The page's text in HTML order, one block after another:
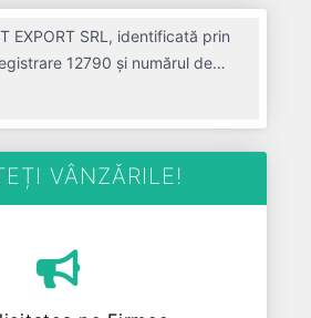
EXPORT SRL, identificată prin
12790 și numărul de
Cu sediul social poziționat în
Ilfov a țării, în judetul
de profil. ANVICOM IMPORT
fondată în anul 1991, având o
VÂNZĂRILE!